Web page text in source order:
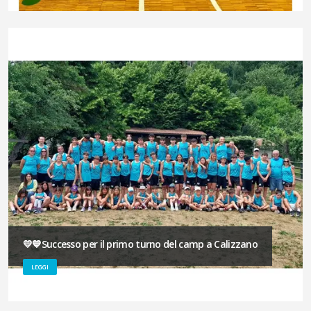
💛💙Successo per il primo turno del camp a Calizzano
LEGGI